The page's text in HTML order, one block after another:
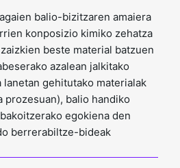
balio-bizitzaren amaiera
konposizio kimiko zehatza
beste material batzuen
azalean jalkitako
gehitutako materialak
balio handiko
egokiena den
berrerabiltze-bideak